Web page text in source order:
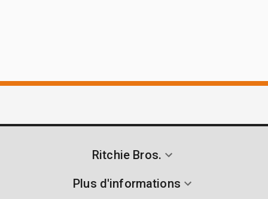
Ritchie Bros.
Plus d'informations